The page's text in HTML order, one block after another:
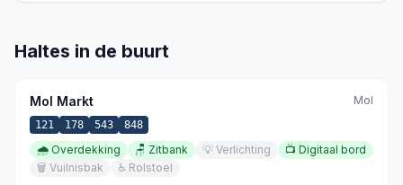
Haltes in de buurt
Mol Markt Mol
121 178 543 848
🌧️ Overdekking 🪑 Zitbank 💡 Verlichting 📺 Digitaal bord
🗑️ Vuilnisbak ♿ Rolstoel